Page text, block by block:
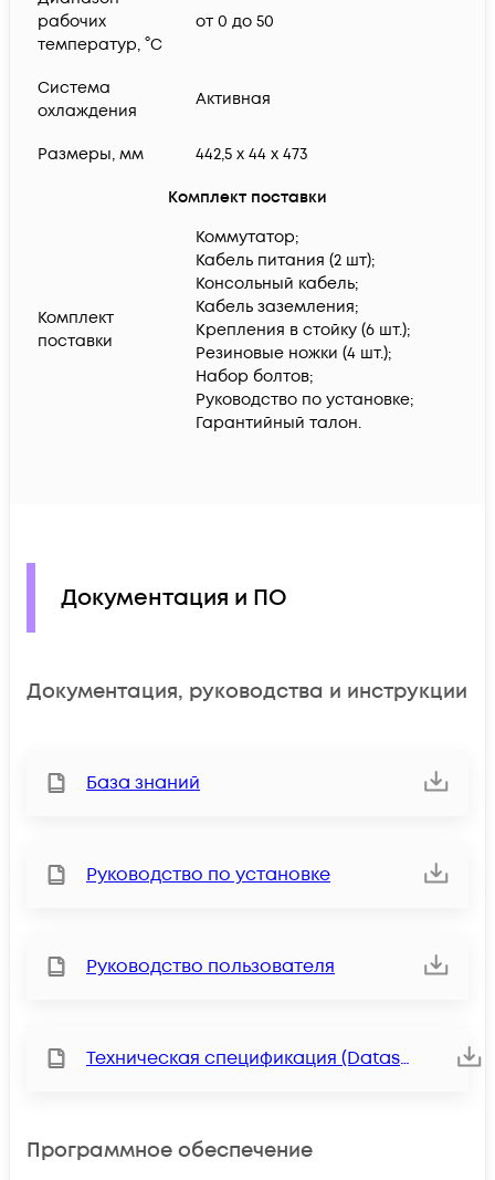
рабочих
температур, °C
от 0 до 50
Система
охлаждения
Активная
Размеры, мм 442,5 х 44 х 473
Комплект поставки
Комплект
поставки
Коммутатор;
Кабель питания (2 шт);
Консольный кабель;
Кабель заземления;
Крепления в стойку (6 шт.);
Резиновые ножки (4 шт.);
Набор болтов;
Руководство по установке;
Гарантийный талон.
Документация и ПО
Документация, руководства и инструкции
База знаний
Руководство по установке
Руководство пользователя
Техническая спецификация (Datasheet)
Программное обеспечение